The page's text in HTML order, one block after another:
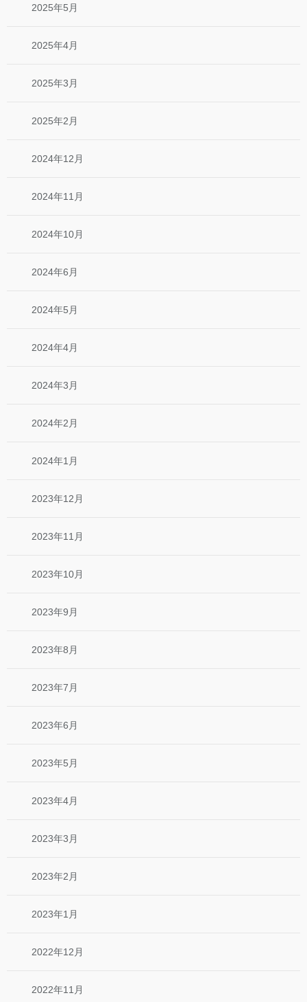
2025年5月
2025年4月
2025年3月
2025年2月
2024年12月
2024年11月
2024年10月
2024年6月
2024年5月
2024年4月
2024年3月
2024年2月
2024年1月
2023年12月
2023年11月
2023年10月
2023年9月
2023年8月
2023年7月
2023年6月
2023年5月
2023年4月
2023年3月
2023年2月
2023年1月
2022年12月
2022年11月